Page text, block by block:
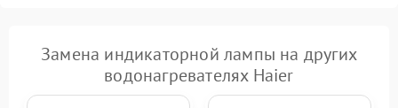
Замена индикаторной лампы на других
водонагревателях Haier